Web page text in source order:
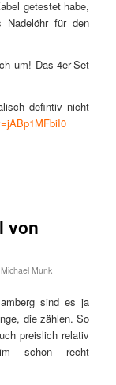
getestet habe,
Nadelöhr für den
um! Das 4er-Set
defintiv nicht
von
Michael Munk
sind es ja
die zählen. So
preislich relativ
schon recht